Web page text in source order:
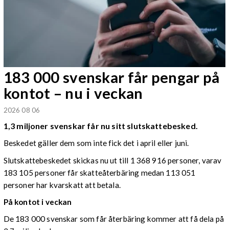
183 000 svenskar får pengar på
kontot – nu i veckan
2026 08 06
1,3 miljoner svenskar får nu sitt slutskattebesked.
Beskedet gäller dem som inte fick det i april eller juni.
Slutskattebeskedet skickas nu ut till 1 368 916 personer, varav
183 105 personer får skatteåterbäring medan 113 051
personer har kvarskatt att betala.
På kontot i veckan
De 183 000 svenskar som får återbäring kommer att få dela på